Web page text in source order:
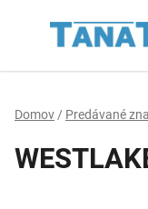
Domov / Predávané